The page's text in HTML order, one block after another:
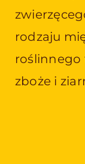
rodzaju
roślinnego
zboże i